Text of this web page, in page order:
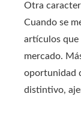
Otra
Cuando se
artículos que
mercado.
oportunidad
distintivo,